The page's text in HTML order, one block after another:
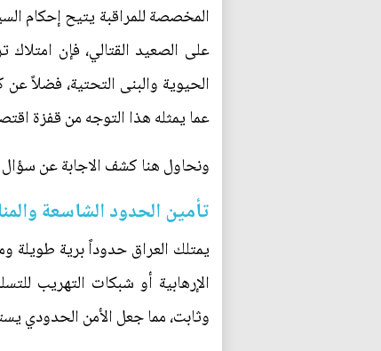
المخصصة للمراقبة يتيح إحكام
على الصعيد القتالي، فإن
الحيوية والبنى التحتية، فضلاً
عما يمثله هذا التوجه من قفزة
ونحاول هنا كشف الاجابة عن
تأمين الحدود الشاسعة
يمتلك العراق حدوداً برية طويلة
الإرهابية أو شبكات التهريب
وثابت، مما جعل الأمن الحدودي